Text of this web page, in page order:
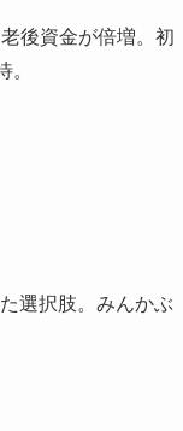
後資金が倍増。初
選択肢。みんかぶ